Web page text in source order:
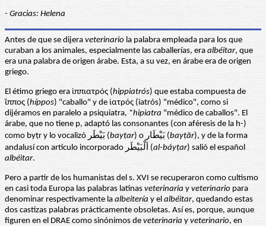
- Gracias: Helena
Antes de que se dijera veterinario la palabra empleada para los que
curaban a los animales, especialmente las caballerías, era albéitar, que
era una palabra de origen árabe. Esta, a su vez, en árabe era de origen
griego.
El étimo griego era ἱππιατρός (hippiatrós) que estaba compuesta de
ἵππος (híppos) "caballo" y de ἰατρός (iatrós) "médico", como si
dijéramos en paralelo a psiquiatra, *hipiatra "médico de caballos". El
árabe, que no tiene p, adaptó las consonantes (con aféresis de la h-)
como byṭr y lo vocalizó بَيْطَر (bayṭar ) o بَيْطَار (bayṭār), y de la forma
andalusí con artículo incorporado اَلْبَيْطَر (al-báyṭar) salió el español
albéitar.
Pero a partir de los humanistas del s. XVI se recuperaron como cultismo
en casi toda Europa las palabras latinas veterinaria y veterinario para
denominar respectivamente la albeitería y el albéitar, quedando estas
dos castizas palabras prácticamente obsoletas. Así es, porque, aunque
figuren en el DRAE como sinónimos de veterinaria y veterinario, en